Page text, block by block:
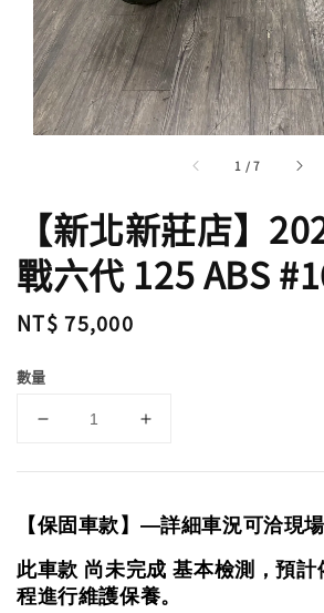
1 /7
【新北新莊店】
戰六代 125 ABS
Regular
NT$ 75,000
數量
【保固車款】—詳細車況可洽現
此車款 尚未完成 基本檢測，預計
程進行維護保養。